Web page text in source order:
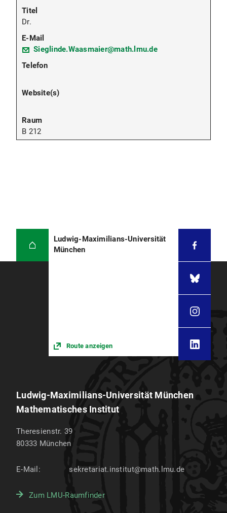
Dr.
Sieglinde.Waasmaier@math.lmu.de
B 212
Ludwig-Maximilians-Universität
München
Route anzeigen
Ludwig-Maximilians-Universität München
Mathematisches Institut
Theresienstr. 39
80333 München
E-Mail: sekretariat.institut@math.lmu.de
Zum LMU-Raumfinder